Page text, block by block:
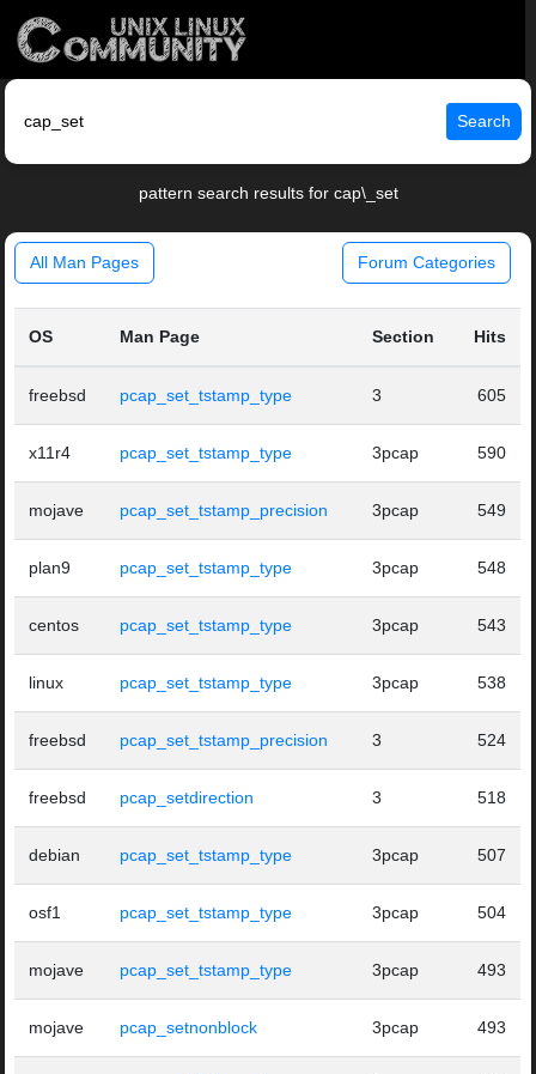
Search
pattern search results for cap\_set
All Man Pages Forum Categories
OS Man Page Section Hits
freebsd pcap_set_tstamp_type 3 605
x11r4 pcap_set_tstamp_type 3pcap 590
mojave pcap_set_tstamp_precision 3pcap 549
plan9 pcap_set_tstamp_type 3pcap 548
centos pcap_set_tstamp_type 3pcap 543
linux pcap_set_tstamp_type 3pcap 538
freebsd pcap_set_tstamp_precision 3 524
freebsd pcap_setdirection 3 518
debian pcap_set_tstamp_type 3pcap 507
osf1 pcap_set_tstamp_type 3pcap 504
mojave pcap_set_tstamp_type 3pcap 493
mojave pcap_setnonblock 3pcap 493